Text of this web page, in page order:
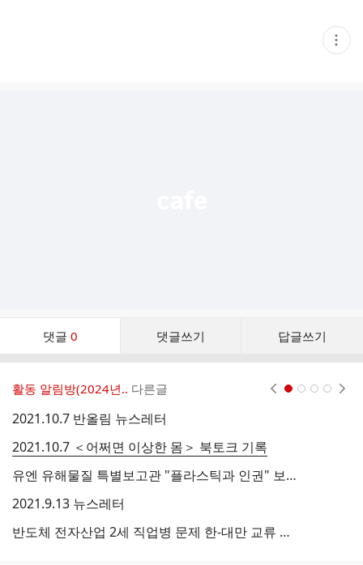
현
재
댓글 0 댓글쓰기 답글쓰기
댓
활동 알림방(2024년.. 다른글
2021.10.7 반올림 뉴스레터
2021.10.7 ＜어쩌면 이상한 몸＞ 북토크 기록
유엔 유해물질 특별보고관 "플라스틱과 인권" 보고서
2021.9.13 뉴스레터
반도체 전자산업 2세 직업병 문제 한-대만 교류 사진과 발제문